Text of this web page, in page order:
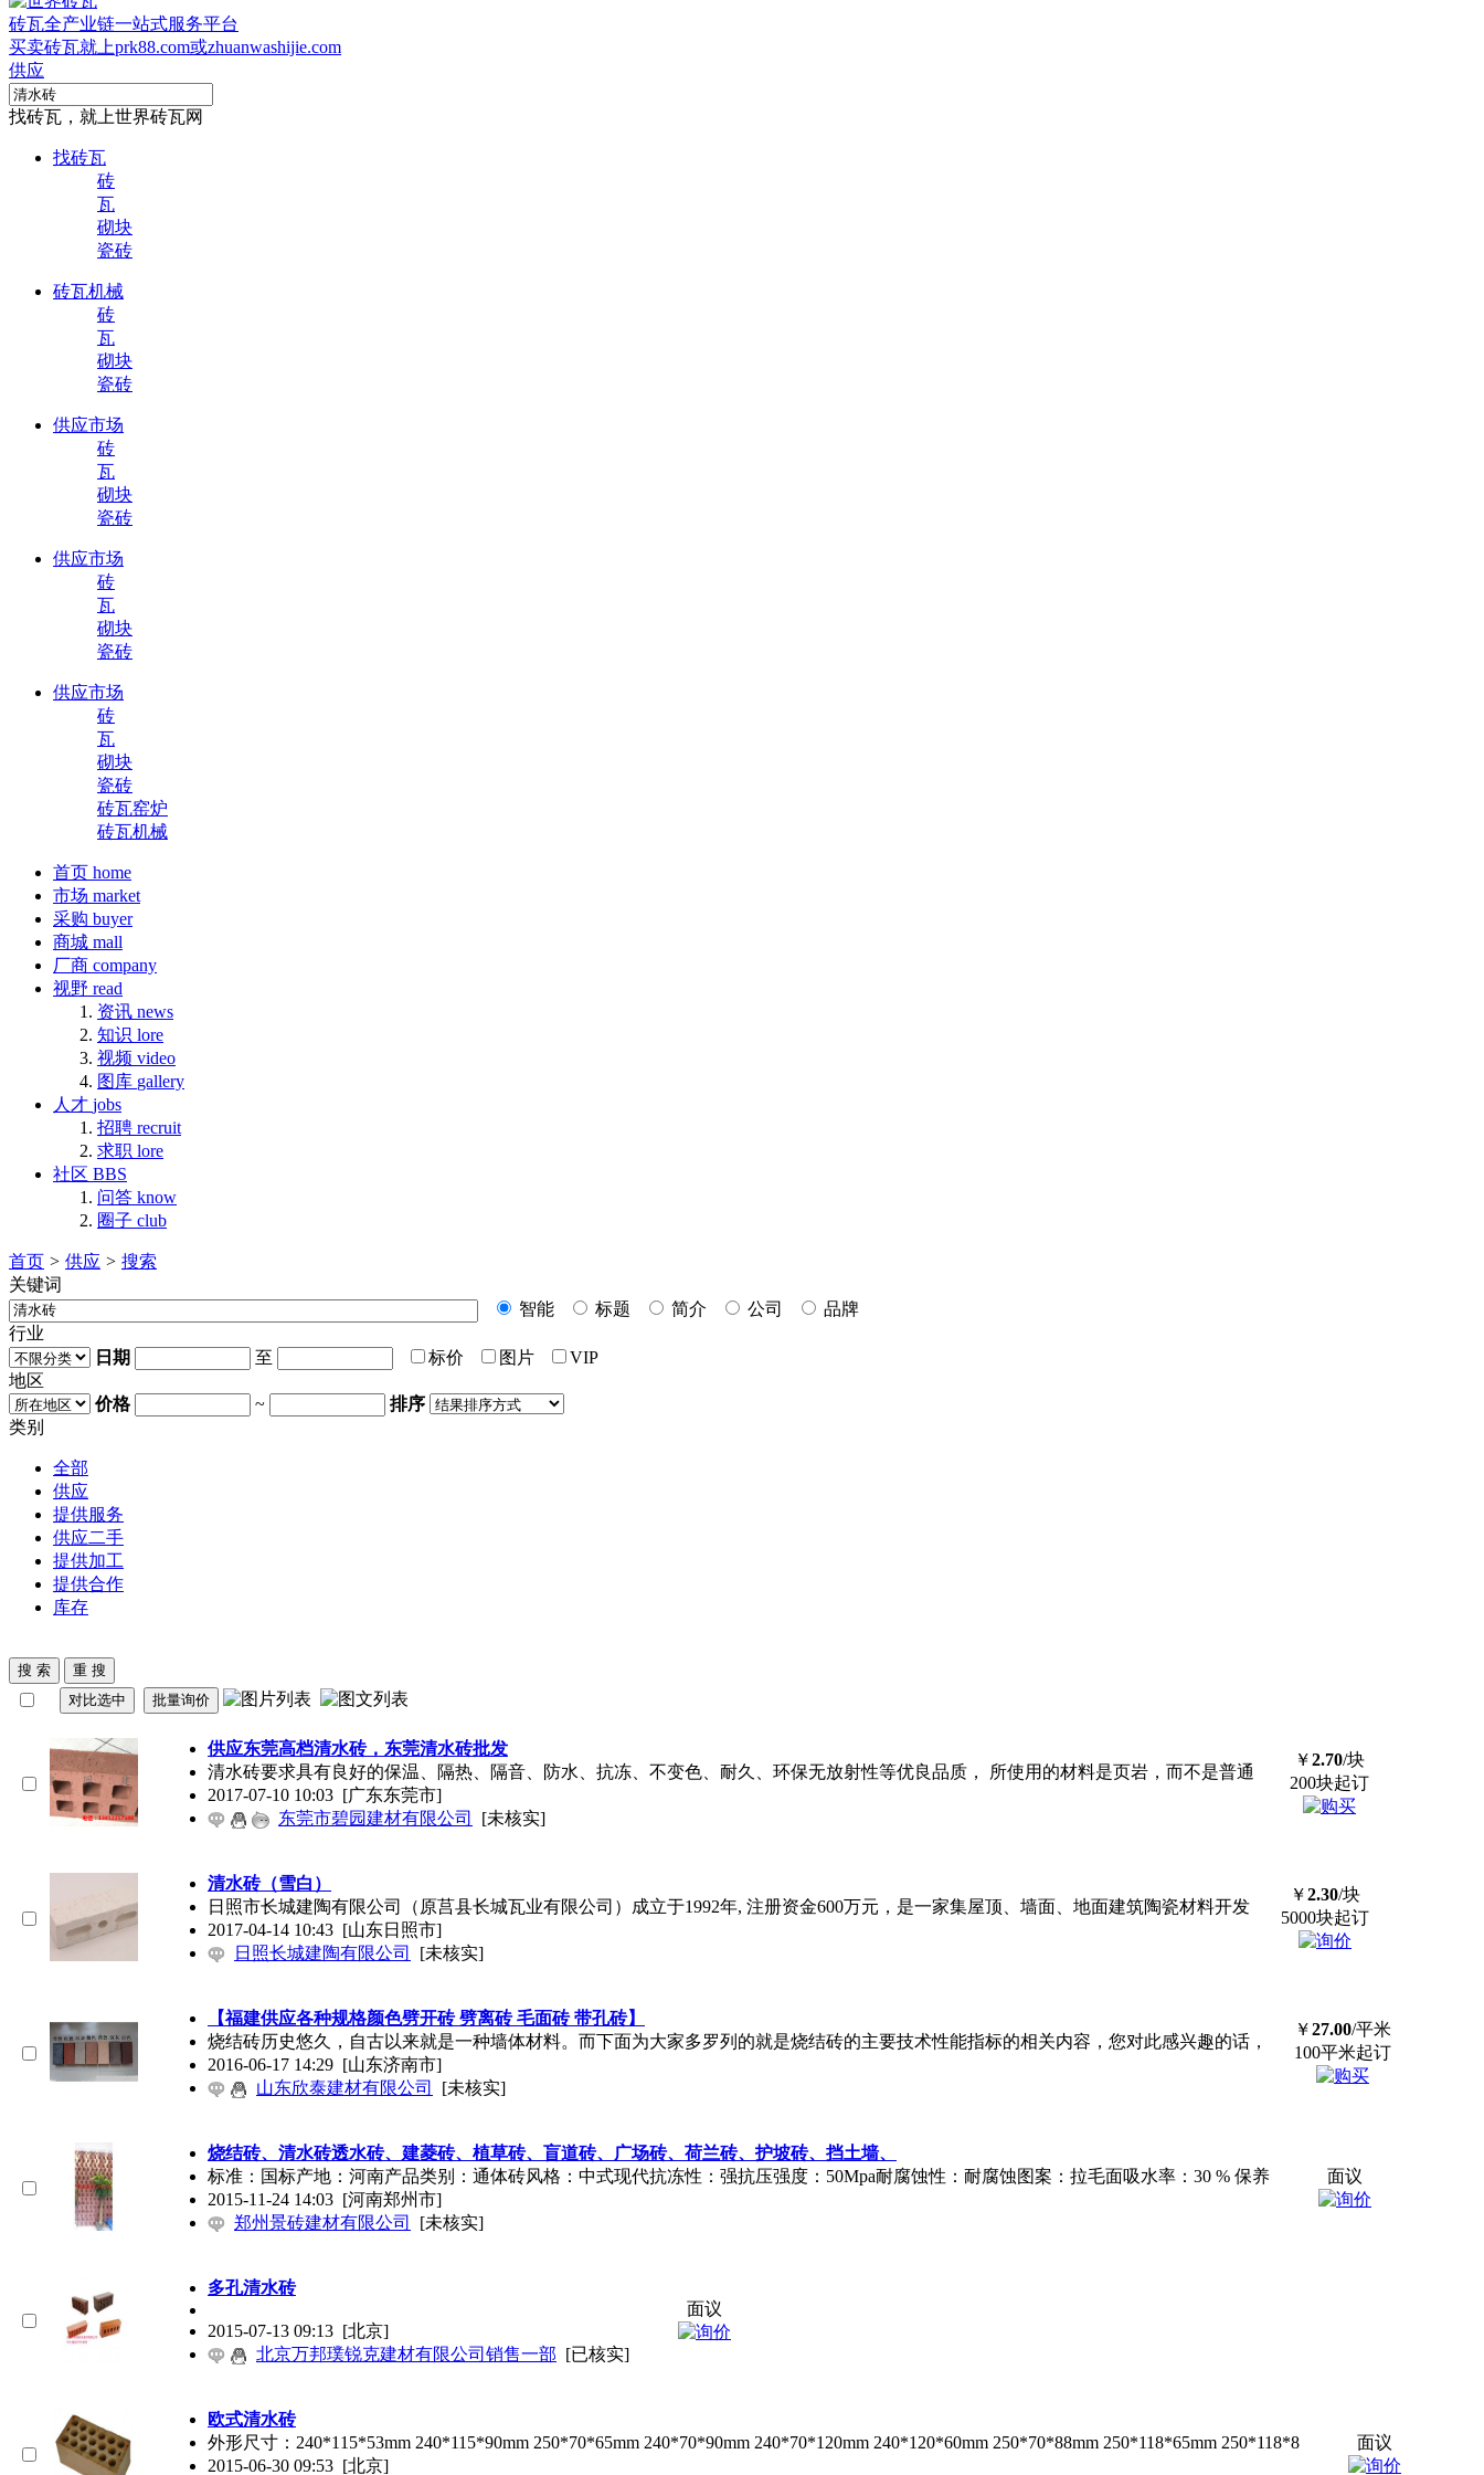
砖瓦全产业链一站式服务平台
买卖砖瓦就上prk88.com或zhuanwashijie.com
供应
找砖瓦，就上世界砖瓦网
找砖瓦
砖
瓦
砌块
瓷砖
砖瓦机械
砖
瓦
砌块
瓷砖
供应市场
砖
瓦
砌块
瓷砖
供应市场
砖
瓦
砌块
瓷砖
供应市场
砖
瓦
砌块
瓷砖
砖瓦窑炉
砖瓦机械
首页 home
市场 market
采购 buyer
商城 mall
厂商 company
视野 read
资讯 news
知识 lore
视频 video
图库 gallery
人才 jobs
招聘 recruit
求职 lore
社区 BBS
问答 know
圈子 club
首页 > 供应 > 搜索
关键词
智能
标题 简介 公司
品牌
行业
日期
至 标价 图片
VIP
地区
价格
~
排序
类别
全部
供应
提供服务
供应二手
提供加工
提供合作
库存
供应东莞高档清水砖，东莞清水砖批发
清水砖要求具有良好的保温、隔热、隔音、防水、抗冻、不变色、耐久、环保无放射性等优良品质， 所使用的材料是页岩，而不是普通
2017-07-10 10:03 [广东东莞市]
东莞市碧园建材有限公司
[未核实]
￥2.70/块
200块起订
清水砖（雪白）
日照市长城建陶有限公司（原莒县长城瓦业有限公司）成立于1992年, 注册资金600万元，是一家集屋顶、墙面、地面建筑陶瓷材料开发
2017-04-14 10:43 [山东日照市]
日照长城建陶有限公司
[未核实]
￥2.30/块
5000块起订
【福建供应各种规格颜色劈开砖 劈离砖 毛面砖 带孔砖】
烧结砖历史悠久，自古以来就是一种墙体材料。而下面为大家多罗列的就是烧结砖的主要技术性能指标的相关内容，您对此感兴趣的话，
2016-06-17 14:29 [山东济南市]
山东欣泰建材有限公司
[未核实]
￥27.00/平米
100平米起订
烧结砖、 清水砖透水砖、建菱砖、植草砖、盲道砖、广场砖、荷兰砖、护坡砖、挡土墙、
标准：国标产地：河南产品类别：通体砖风格：中式现代抗冻性：强抗压强度：50Mpa耐腐蚀性：耐腐蚀图案：拉毛面吸水率：30 % 保养
2015-11-24 14:03 [河南郑州市]
郑州景砖建材有限公司
[未核实]
面议
多孔清水砖
2015-07-13 09:13 [北京]
北京万邦璞锐克建材有限公司销售一部 [已核实]
面议
欧式清水砖
外形尺寸：240*115*53mm 240*115*90mm 250*70*65mm 240*70*90mm 240*70*120mm 240*120*60mm 250*70*88mm 250*118*65mm 250*118*8
2015-06-30 09:53 [北京]
面议